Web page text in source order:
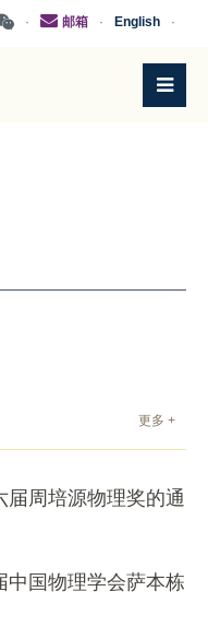
·
English
·
邮箱
·
更多 +
届周培源物理奖的通
中国物理学会萨本栋